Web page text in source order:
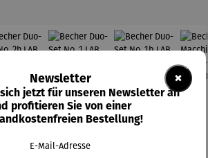
×
Newsletter
jetzt für unseren Newsletter an
profitieren Sie von einer
Bestellung!
E-Mail-Adresse